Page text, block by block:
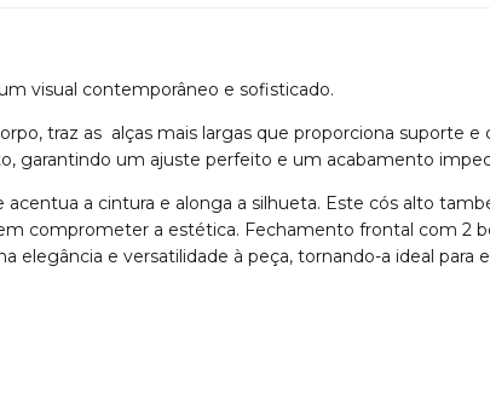
visual contemporâneo e sofisticado.
traz as alças mais largas que proporciona suporte e
garantindo um ajuste perfeito e um acabamento
a cintura e alonga a silhueta. Este cós alto
comprometer a estética. Fechamento frontal com 2
e versatilidade à peça, tornando-a ideal para